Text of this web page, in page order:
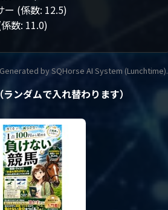
ー (係数: 12.5)
数: 11.0)
Generated by SQHorse AI System (Lunchtime).
ンダムで入れ替わります）